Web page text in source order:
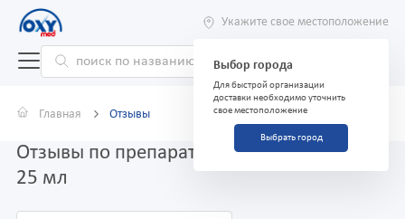
Укажите свое местоположение
Выбор города
Для быстрой организации
доставки необходимо уточнить
свое местоположение
Выбрать город
Главная Отзывы
Отзывы по препарату Тыквенное масло
25 мл